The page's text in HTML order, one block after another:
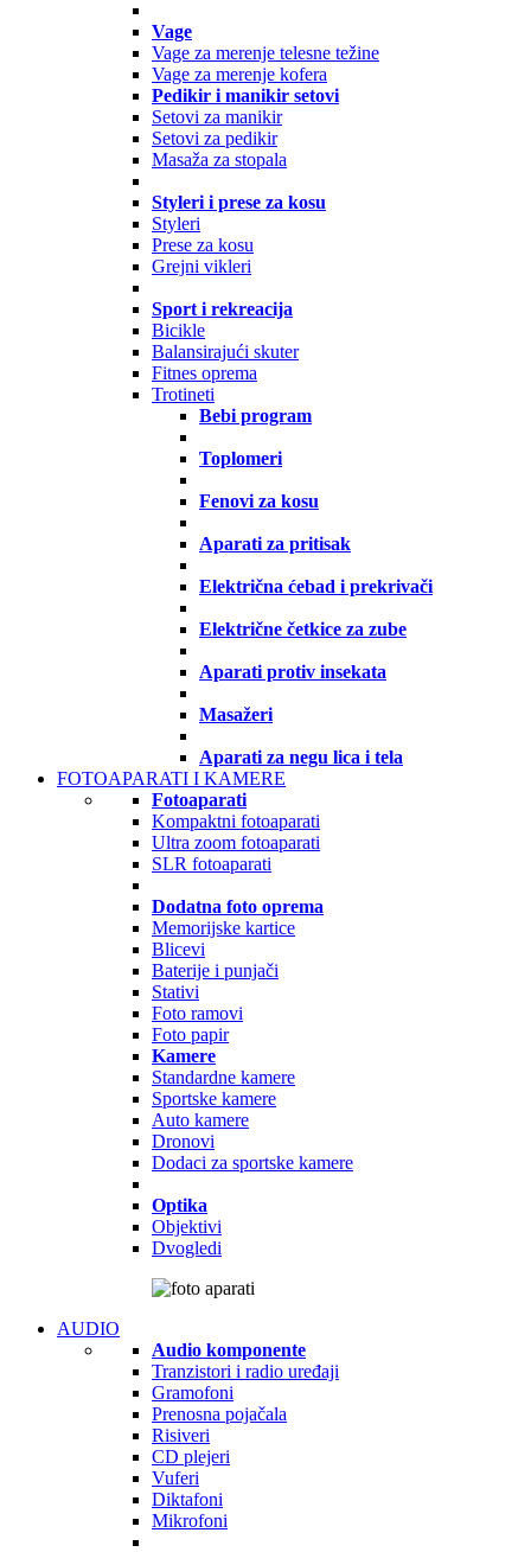
Vage
Vage za merenje telesne težine
Vage za merenje kofera
Pedikir i manikir setovi
Setovi za manikir
Setovi za pedikir
Masaža za stopala
Styleri i prese za kosu
Styleri
Prese za kosu
Grejni vikleri
Sport i rekreacija
Bicikle
Balansirajući skuter
Fitnes oprema
Trotineti
Bebi program
Toplomeri
Fenovi za kosu
Aparati za pritisak
Električna ćebad i prekrivači
Električne četkice za zube
Aparati protiv insekata
Masažeri
Aparati za negu lica i tela
FOTOAPARATI I KAMERE
Fotoaparati
Kompaktni fotoaparati
Ultra zoom fotoaparati
SLR fotoaparati
Dodatna foto oprema
Memorijske kartice
Blicevi
Baterije i punjači
Stativi
Foto ramovi
Foto papir
Kamere
Standardne kamere
Sportske kamere
Auto kamere
Dronovi
Dodaci za sportske kamere
Optika
Objektivi
Dvogledi
AUDIO
Audio komponente
Tranzistori i radio uređaji
Gramofoni
Prenosna pojačala
Risiveri
CD plejeri
Vuferi
Diktafoni
Mikrofoni